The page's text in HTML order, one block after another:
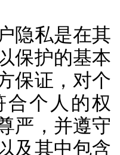
隐私是在其
保护的基本
保证，对个
合个人的权
严，并遵守
及其中包含